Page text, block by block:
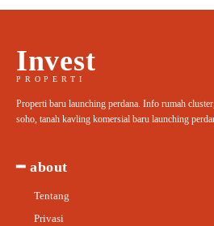
Invest
PROPERTI
Properti baru launching perdana. Info rumah
soho, tanah kavling komersial baru launching
━ about
Tentang
Privasi